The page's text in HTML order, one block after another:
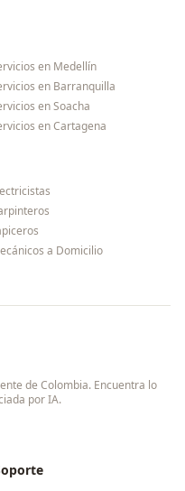
en Medellín
en Barranquilla
enSoacha
enCartagena
a Domicilio
de Colombia. Encuentra lo
por IA.